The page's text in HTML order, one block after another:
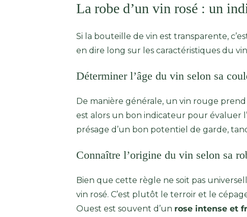
La robe d’un vin rosé : un
Si la bouteille de vin est transparente,
en dire long sur les caractéristiques du
Déterminer l’âge du vin selon sa
De manière générale, un vin rouge
est alors un bon indicateur pour évaluer
présage d’un bon potentiel de garde,
Connaître l’origine du vin selon sa
Bien que cette règle ne soit pas
vin rosé. C’est plutôt le terroir et le
Ouest est souvent d’un rose intense et